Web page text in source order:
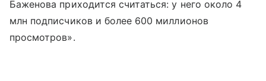
Баженова приходится считаться: у него около 4
млн подписчиков и более 600 миллионов
просмотров».